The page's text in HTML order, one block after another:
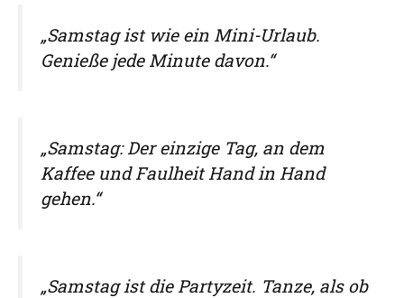
„Samstag ist wie ein Mini-Urlaub.
Genieße jede Minute davon.“
„Samstag: Der einzige Tag, an dem
Kaffee und Faulheit Hand in Hand
gehen.“
„Samstag ist die Partyzeit. Tanze, als ob